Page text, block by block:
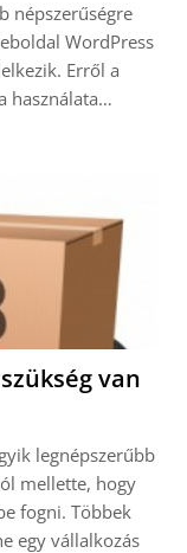
népszerűségre
WordPress
Erről a
használata…
van
legnépszerűbb
mellette, hogy
fogni. Többek
egy vállalkozás